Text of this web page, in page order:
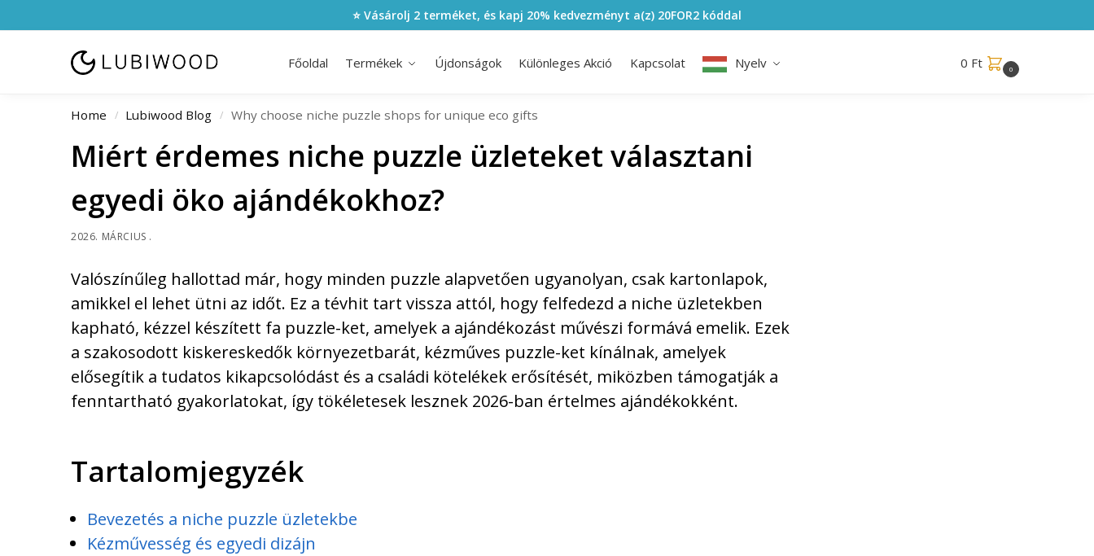
⭐ Vásárolj 2 terméket, és kapj 20% kedvezményt a(z) 20FOR2 kóddal
Főoldal Termékek Újdonságok Különleges Akció Kapcsolat Nyelv 0 Ft 0
Home / Lubiwood Blog / Why choose niche puzzle shops for unique eco gifts
Miért érdemes niche puzzle üzleteket választani
egyedi öko ajándékokhoz?
2026. MÁRCIUS .
Valószínűleg hallottad már, hogy minden puzzle alapvetően ugyanolyan, csak kartonlapok,
amikkel el lehet ütni az időt. Ez a tévhit tart vissza attól, hogy felfedezd a niche üzletekben
kapható, kézzel készített fa puzzle-ket, amelyek a ajándékozást művészi formává emelik. Ezek
a szakosodott kiskereskedők környezetbarát, kézműves puzzle-ket kínálnak, amelyek
elősegítik a tudatos kikapcsolódást és a családi kötelékek erősítését, miközben támogatják a
fenntartható gyakorlatokat, így tökéletesek lesznek 2026-ban értelmes ajándékokként.
Tartalomjegyzék
Bevezetés a niche puzzle üzletekbe
Kézművesség és egyedi dizájn